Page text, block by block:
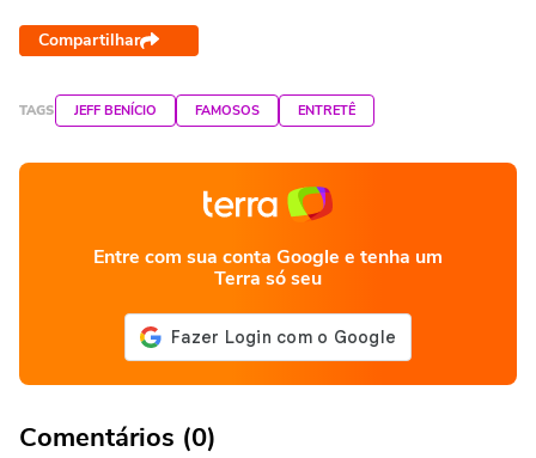
Compartilhar
TAGS JEFF BENÍCIO FAMOSOS ENTRETÊ
Entre com sua conta Google e tenha um
Terra só seu
Comentários (0)